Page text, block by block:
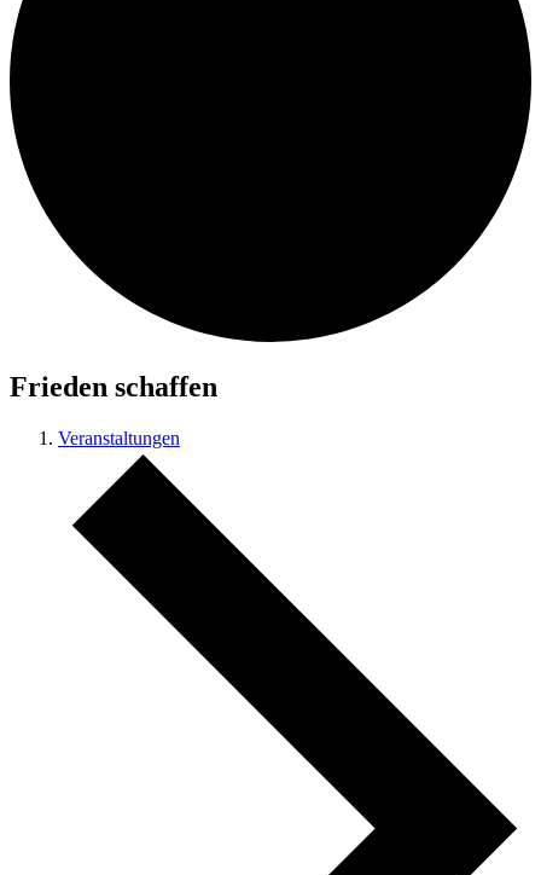
Frieden schaffen
Veranstaltungen